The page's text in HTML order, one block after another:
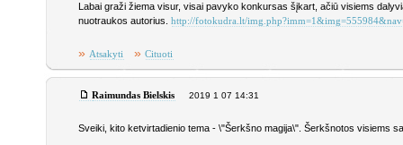
Labai graži žiema visur, visai pavyko konkursas šįkart, ačiū visiems
nuotraukos autorius.http://fotokudra.lt/
» Atsakyti » Cituoti
Raimundas Bielskis 2019 1 07 14:31
Sveiki, kito ketvirtadienio tema - \"Šerkšno magija\". Šerkšnotos visiems